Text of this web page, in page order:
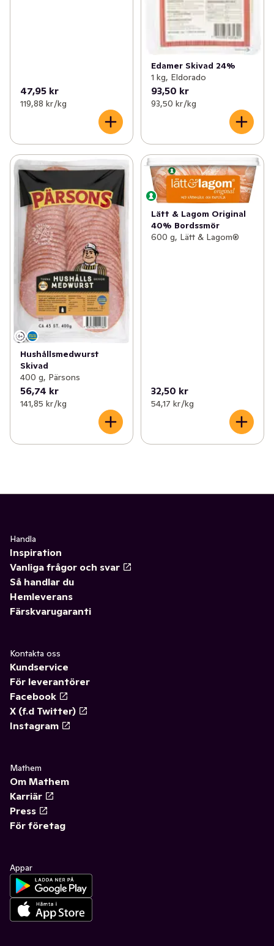
47,95 kr
119,88 kr /kg
Edamer Skivad 24%
1 kg, Eldorado
93,50 kr
93,50 kr /kg
Hushållsmedwurst
Skivad
400 g, Pärsons
56,74 kr
141,85 kr /kg
Lätt & Lagom Original
40% Bordssmör
600 g, Lätt & Lagom®
32,50 kr
54,17 kr /kg
Handla
Inspiration
Vanliga frågor och svar
Så handlar du
Hemleverans
Färskvarugaranti
Kontakta oss
Kundservice
För leverantörer
Facebook
X (f.d Twitter)
Instagram
Mathem
Om Mathem
Karriär
Press
För företag
Appar